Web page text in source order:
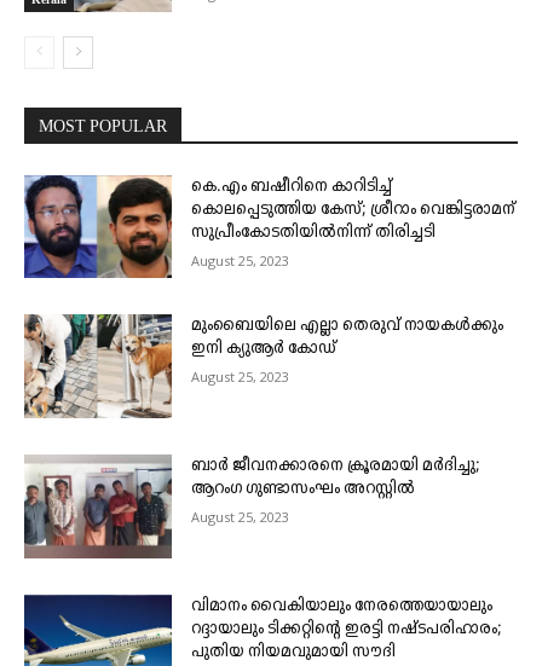
MOST POPULAR
കെ.എം ബഷീറിനെ കാറിടിച്ച്
കൊലപ്പെടുത്തിയ കേസ്; ശ്രീറാം വെങ്കിട്ടരാമന്
സുപ്രീംകോടതിയിൽനിന്ന് തിരിച്ചടി
August 25, 2023
മുംബൈയിലെ എല്ലാ തെരുവ് നായകൾക്കും
ഇനി ക്യുആർ കോഡ്
August 25, 2023
ബാർ ജീവനക്കാരനെ ക്രൂരമായി മർദിച്ചു;
ആറംഗ ഗുണ്ടാസംഘം അറസ്റ്റിൽ
August 25, 2023
വിമാനം വൈകിയാലും നേരത്തെയായാലും
റദ്ദായാലും ടിക്കറ്റിന്റെ ഇരട്ടി നഷ്ടപരിഹാരം;
പുതിയ നിയമവുമായി സൗദി